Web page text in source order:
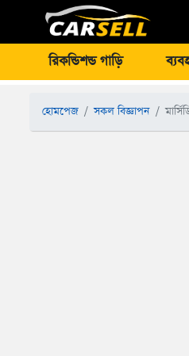
রিকন্ডিশন্ড গাড়ি
হোমপেজ সকল বিজ্ঞাপন